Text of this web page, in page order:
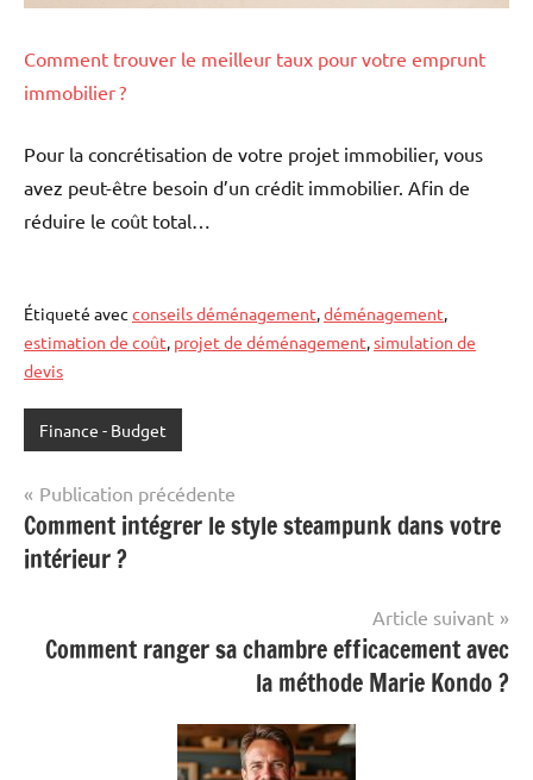
Comment trouver le meilleur taux pour votre emprunt
immobilier ?
Pour la concrétisation de votre projet immobilier, vous
avez peut-être besoin d’un crédit immobilier. Afin de
réduire le coût total…
Étiqueté avec conseils déménagement déménagement
estimation de coût projet de déménagement simulation de
devis
Finance - Budget
Navigation
de
l’article
Publication précédente
Comment intégrer le style steampunk dans votre
intérieur ?
Article suivant
Comment ranger sa chambre efficacement avec
la méthode Marie Kondo ?